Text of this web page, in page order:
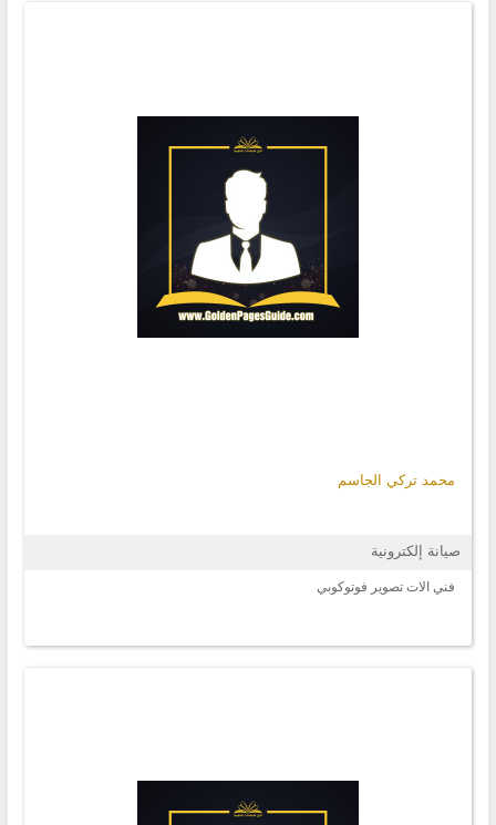
محمد تركي الجاسم
صيانة إلكترونية
فني الات تصوير فوتوكوبي